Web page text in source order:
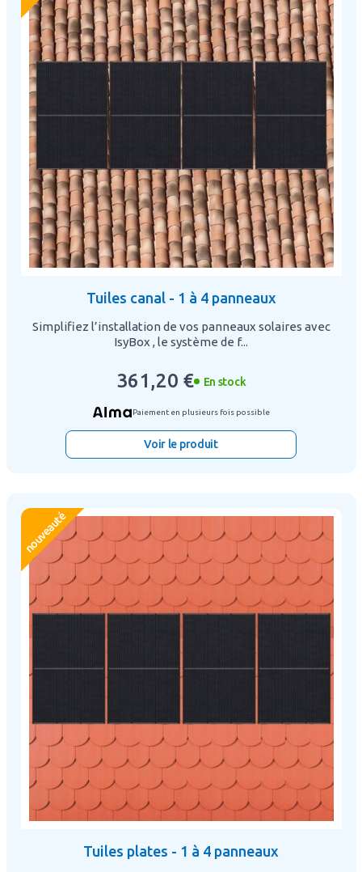
Tuiles canal - 1 à 4 panneaux
Simplifiez l’installation de vos panneaux solaires avec
IsyBox , le système de f...
361,20 € En stock
Paiement en plusieurs fois possible
Voir le produit
nouveauté
Tuiles plates - 1 à 4 panneaux